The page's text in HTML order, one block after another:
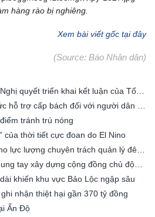
hàng rào bị nghiêng.
Xem bài viết gốc tại đây
(Source: Báo Nhân dân)
tránh trú nóng
của thời tiết cực đoan do El Nino
khiến khu vực Bảo Lộc ngập sâu
nhận thiệt hại gần 370 tỷ đồng
Ấn Độ